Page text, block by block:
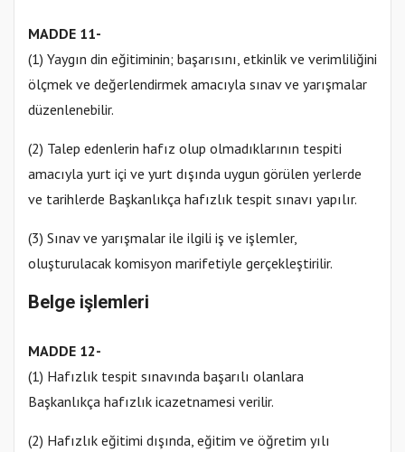
MADDE 11-
(1) Yaygın din eğitiminin; başarısını, etkinlik ve verimliliğini
ölçmek ve değerlendirmek amacıyla sınav ve yarışmalar
düzenlenebilir.
(2) Talep edenlerin hafız olup olmadıklarının tespiti
amacıyla yurt içi ve yurt dışında uygun görülen yerlerde
ve tarihlerde Başkanlıkça hafızlık tespit sınavı yapılır.
(3) Sınav ve yarışmalar ile ilgili iş ve işlemler,
oluşturulacak komisyon marifetiyle gerçekleştirilir.
Belge işlemleri
MADDE 12-
(1) Hafızlık tespit sınavında başarılı olanlara
Başkanlıkça hafızlık icazetnamesi verilir.
(2) Hafızlık eğitimi dışında, eğitim ve öğretim yılı